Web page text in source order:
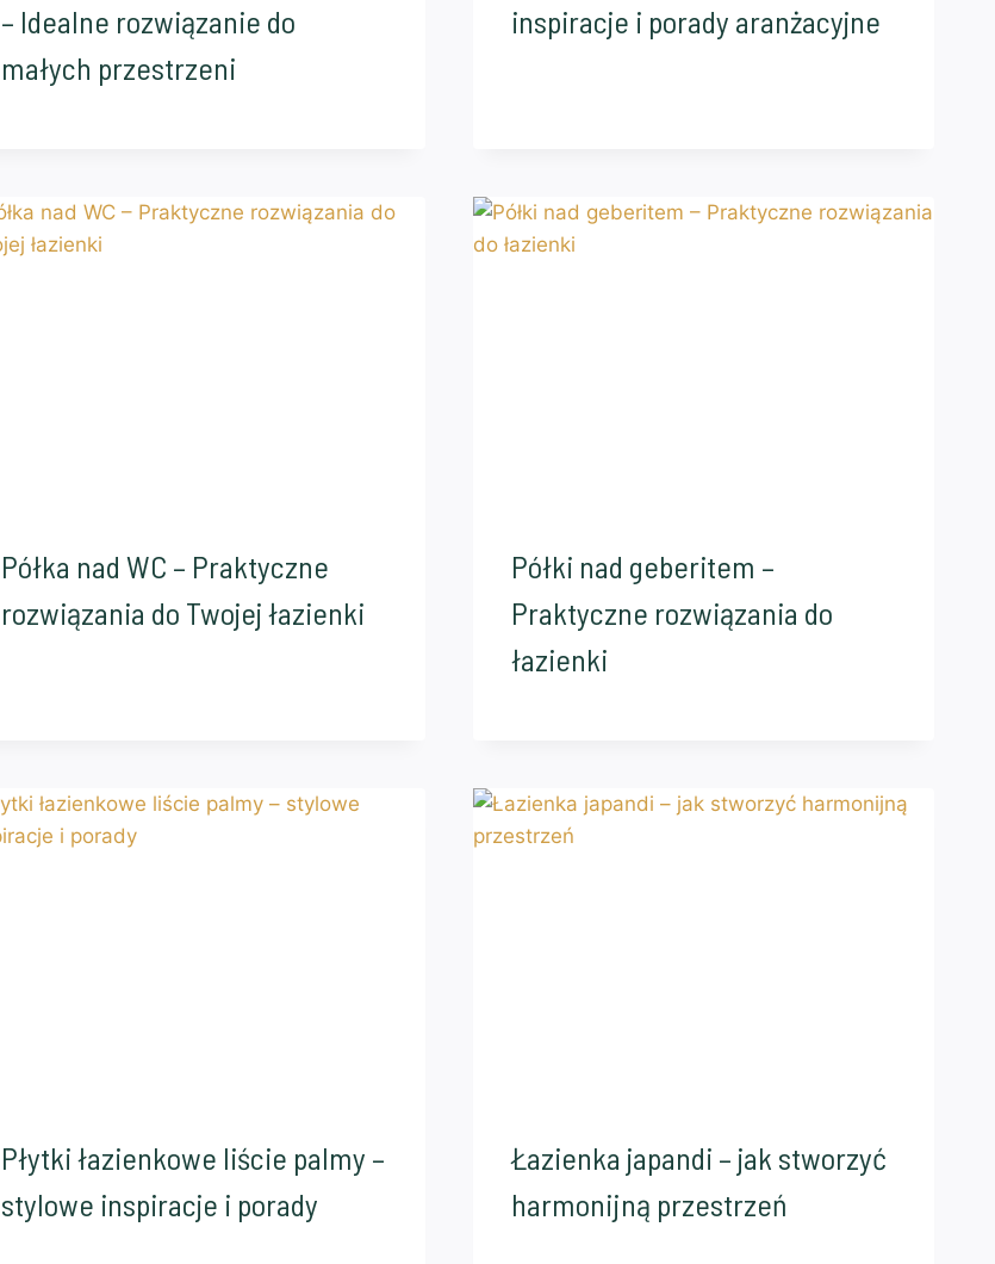
– Idealne rozwiązanie do
małych przestrzeni
inspiracje i porady aranżacyjne
Półka nad WC – Praktyczne
rozwiązania do Twojej łazienki
Półki nad geberitem –
Praktyczne rozwiązania do
łazienki
Płytki łazienkowe liście palmy –
stylowe inspiracje i porady
Łazienka japandi – jak stworzyć
harmonijną przestrzeń